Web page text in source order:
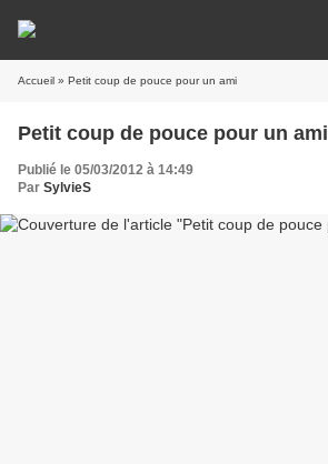
Accueil » Petit coup de pouce pour un ami
Petit coup de pouce pour un ami
Publié le 05/03/2012 à 14:49
Par SylvieS